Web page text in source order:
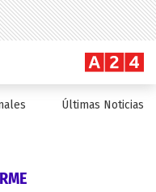
Últimas Noticias